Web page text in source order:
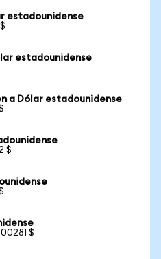
estadounidense
estadounidense
a Dólar estadounidense
$
$